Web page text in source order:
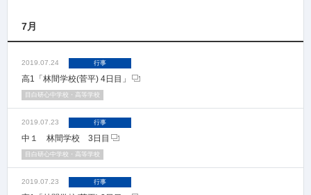
7月
2019.07.24 行事
高1「林間学校(菅平) 4日目」
目白研心中学校・高等学校
2019.07.23 行事
中１ 林間学校 3日目
目白研心中学校・高等学校
2019.07.23 行事